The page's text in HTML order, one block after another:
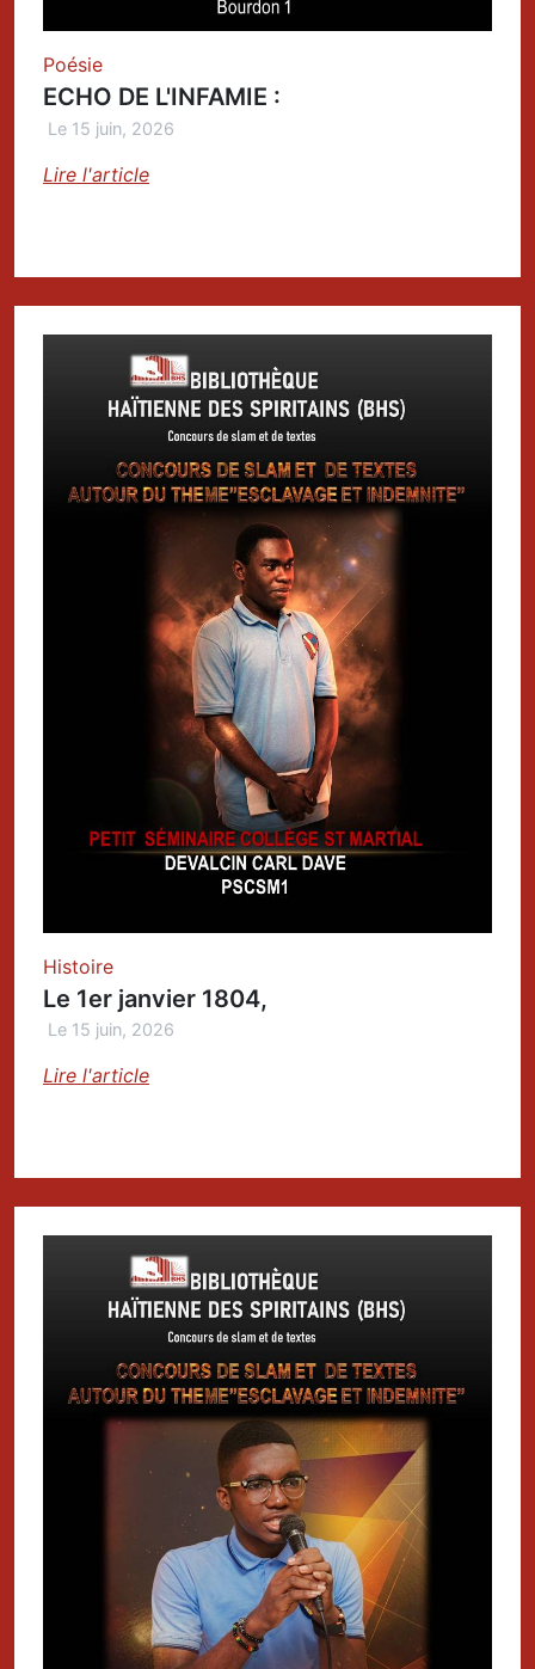
Poésie
ECHO DE L'INFAMIE :
Le 15 juin, 2026
Lire l'article
Histoire
Le 1er janvier 1804,
Le 15 juin, 2026
Lire l'article